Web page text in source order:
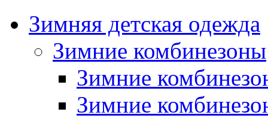
Зимняя детская одежда
Зимние комбинезоны
Зимние
Зимние